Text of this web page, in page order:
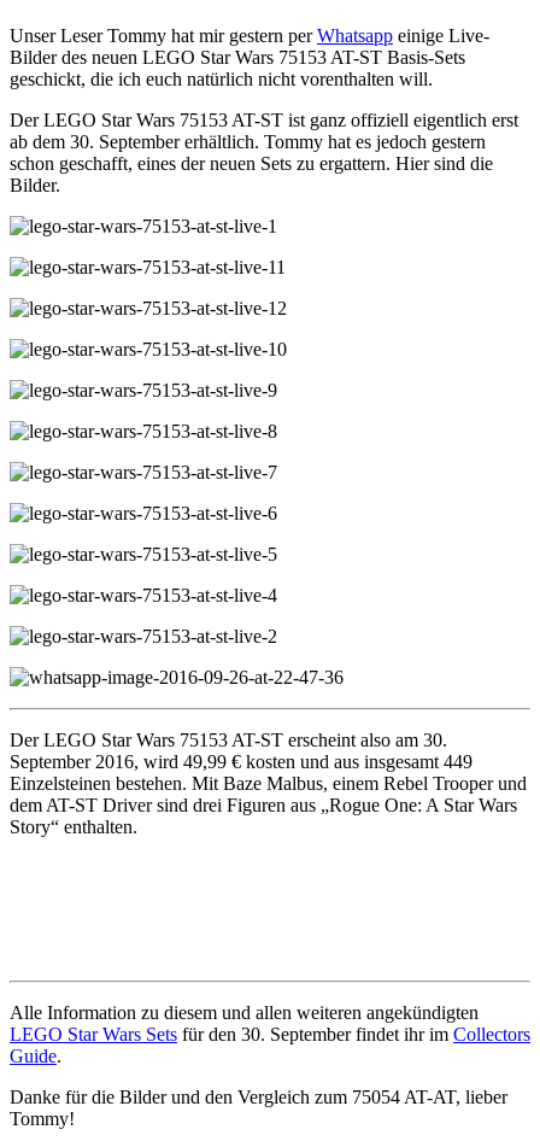
Unser Leser Tommy hat mir gestern perWhatsapp einige Live-
Bilder des neuen LEGO Star Wars 75153 AT-ST Basis-Sets
geschickt, die ich euch natürlich nicht vorenthalten will.
Der LEGO Star Wars 75153 AT-ST ist ganz offiziell eigentlich erst
ab dem 30. September erhältlich. Tommy hat es jedoch gestern
schon geschafft, eines der neuen Sets zu ergattern. Hier sind die
Bilder.
Der LEGO Star Wars 75153 AT-ST erscheint also am 30.
September 2016, wird 49,99 € kosten und aus insgesamt 449
Einzelsteinen bestehen. Mit Baze Malbus, einem Rebel Trooper und
dem AT-ST Driver sind drei Figuren aus „Rogue One: A Star Wars
Story“ enthalten.
Alle Information zu diesem und allen weiteren angekündigten
LEGO Star Wars Sets für den 30. September findet ihr im Collectors
Guide.
Danke für die Bilder und den Vergleich zum 75054 AT-AT, lieber
Tommy!